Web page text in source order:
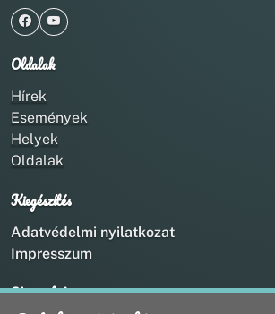
Oldalak
Hírek
Események
Helyek
Oldalak
Kiegészítés
Adatvédelmi nyilatkozat
Impresszum
Kapcsolat